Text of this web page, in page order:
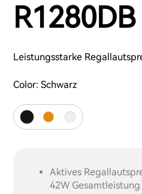
R1280DB
Leistungsstarke
Color: Schwarz
Aktives
42W Gesamtleistung